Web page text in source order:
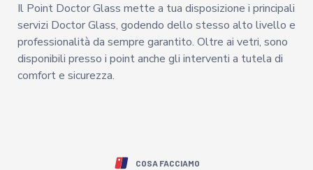
Il Point Doctor Glass mette a tua disposizione i principali
servizi Doctor Glass, godendo dello stesso alto livello e
professionalità da sempre garantito. Oltre ai vetri, sono
disponibili presso i point anche gli interventi a tutela di
comfort e sicurezza.
COSA FACCIAMO